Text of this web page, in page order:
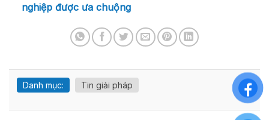
nghiệp được ưa chuộng
Danh mục: Tin giải pháp